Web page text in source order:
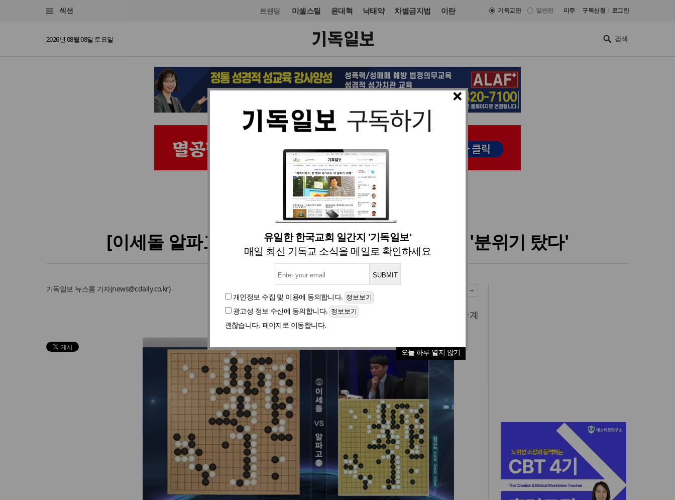
섹션 트랜딩 미셸스틸 윤대혁 낙태약 차별금지법 이란 기독교판 일반판 미주 구독신청 로그인
2026년 08월 08일 토요일
×
유일한 한국교회 일간지 '기독일보'
매일 최신 기독교 소식을 메일로 확인하세요
개인정보 수집 및 이용에 동의합니다.
광고성 정보 수신에 동의합니다.
괜찮습니다. 페이지로 이동합니다.
오늘 하루 열지 않기
스포츠 입력 2016. 03. 09 15:46
[이세돌 알파고 중계] 종반 접어든 대국…이세돌 '분위기 탔다'
기독일보 뉴스룸 기자(news@cdaily.co.kr)
# 이세돌 알파고 중계 이세돌 알파고 중계